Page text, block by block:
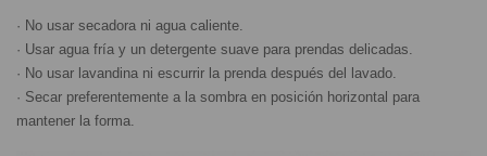
· No usar secadora ni agua caliente.
· Usar agua fría y un detergente suave para prendas delicadas.
· No usar lavandina ni escurrir la prenda después del lavado.
· Secar preferentemente a la sombra en posición horizontal para
mantener la forma.